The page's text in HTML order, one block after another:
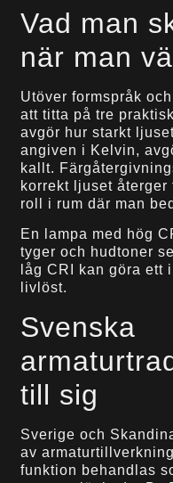
Vad man
när man
Utöver formspråk
att titta på tre
avgör hur starkt
angiven i Kelvin,
kallt.
korrekt ljuset återger
roll i rum där man
En lampa med hög
tyger och hudtoner
låg CRI kan göra ett
livlöst.
Svenska
till sig
Sverige och
av
funktion behandlas